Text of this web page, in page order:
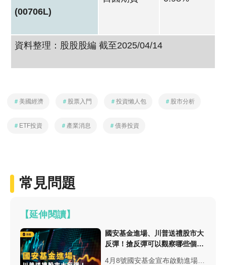
(00706L)
資料整理：股股股編 截至2025/04/14
＃ 美國經濟 ＃ 股票入門 ＃投資懶人包 ＃ 股市分析
＃ ETF投資 ＃ 產業消息 ＃債券投資
常見問題
【延伸閱讀】
國安基金進場、川普送禮股市大
反彈！搶反彈可以觀察哪些個
4月8號國安基金宣布啟動進場、